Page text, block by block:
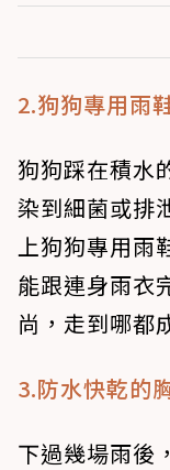
2.狗狗專用雨
狗狗踩在積水
染到細菌或排
上狗狗專用雨
能跟連身雨衣
尚，走到哪都
3.防水快乾的
下過幾場雨後